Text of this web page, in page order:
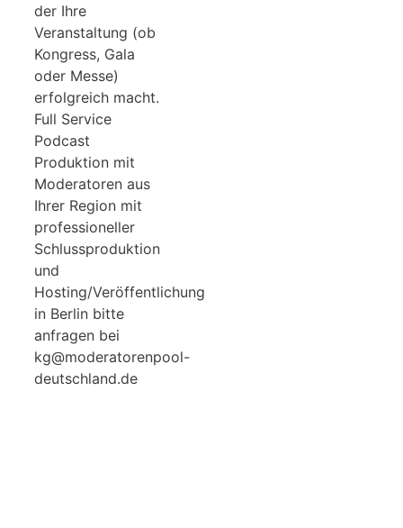
der Ihre
Veranstaltung (ob
Kongress, Gala
oder Messe)
erfolgreich macht.
Full Service
Podcast
Produktion mit
Moderatoren aus
Ihrer Region mit
professioneller
Schlussproduktion
und
Hosting/Veröffentlichung
in Berlin bitte
anfragen bei
kg@moderatorenpool-
deutschland.de